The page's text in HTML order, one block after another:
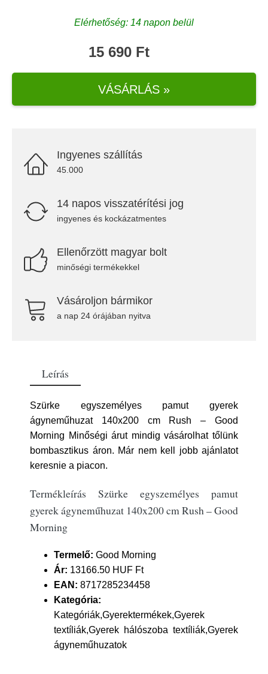
Elérhetőség: 14 napon belül
15 690 Ft
VÁSÁRLÁS »
Ingyenes szállítás
45.000
14 napos visszatérítési jog
ingyenes és kockázatmentes
Ellenőrzött magyar bolt
minőségi termékekkel
Vásároljon bármikor
a nap 24 órájában nyitva
Leírás
Szürke egyszemélyes pamut gyerek
ágyneműhuzat 140x200 cm Rush – Good
Morning Minőségi árut mindig vásárolhat tőlünk
bombasztikus áron. Már nem kell jobb ajánlatot
keresnie a piacon.
Termékleírás Szürke egyszemélyes pamut
gyerek ágyneműhuzat 140x200 cm Rush – Good
Morning
Termelő: Good Morning
Ár: 13166.50 HUF Ft
EAN: 8717285234458
Kategória:
Kategóriák,Gyerektermékek,Gyerek
textíliák,Gyerek hálószoba textíliák,Gyerek
ágyneműhuzatok